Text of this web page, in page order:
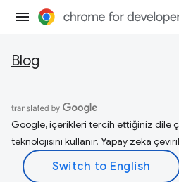
Blog
Google, içerikleri tercih ettiğiniz dile
teknolojisini kullanır. Yapay zeka